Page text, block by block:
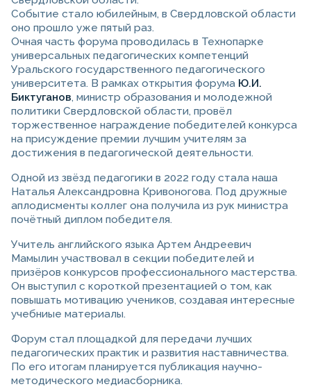
Событие стало юбилейным, в Свердловской области
оно прошло уже пятый раз.
Очная часть форума проводилась в Технопарке
универсальных педагогических компетенций
Уральского государственного педагогического
университета. В рамках открытия форума Ю.И.
Биктуганов, министр образования и молодежной
политики Свердловской области, провёл
торжественное награждение победителей конкурса
на присуждение премии лучшим учителям за
достижения в педагогической деятельности.
Одной из звёзд педагогики в 2022 году стала наша
Наталья Александровна Кривоногова. Под дружные
аплодисменты коллег она получила из рук министра
почётный диплом победителя.
Учитель английского языка Артем Андреевич
Мамылин участвовал в секции победителей и
призёров конкурсов профессионального мастерства.
Он выступил с короткой презентацией о том, как
повышать мотивацию учеников, создавая интересные
учебниые материалы.
Форум стал площадкой для передачи лучших
педагогических практик и развития наставничества.
По его итогам планируется публикация научно-
методического медиасборника.